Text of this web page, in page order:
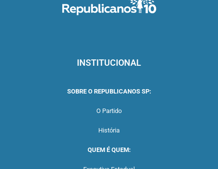
INSTITUCIONAL
SOBRE O REPUBLICANOS SP:
O Partido
História
QUEM É QUEM: